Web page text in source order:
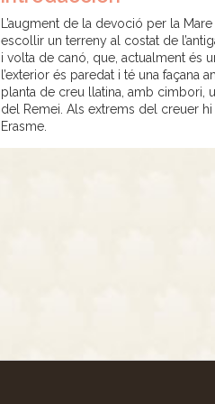
L’augment de la devoció per la
escollir un terreny al costat de
i volta de canó, que, actualment és
l’exterior és paredat i té una façana
planta de creu llatina, amb cimbori,
del Remei. Als extrems del creuer
Erasme.